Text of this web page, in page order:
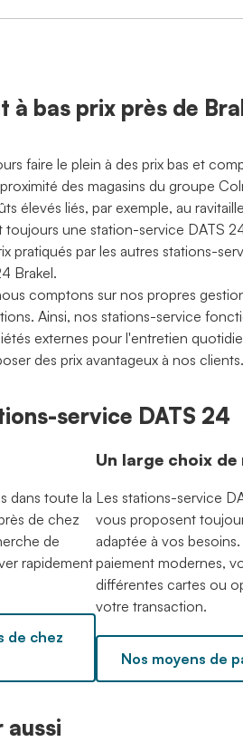
à bas prix près de
faire le plein à des prix bas et
des magasins du groupe
élevés liés, par exemple, au
une station-service DATS
pratiqués par les autres stations-
Brakel.
comptons sur nos propres
Ainsi, nos stations-service
externes pour l'entretien
des prix avantageux à nos clients.
service DATS 24
dans toute la
de chez
de
rapidement
de chez
Un large choix de
Les stations-service
vous proposent
adaptée à vos
paiement modernes,
différentes cartes ou
votre transaction.
Nos moyens de
aussi